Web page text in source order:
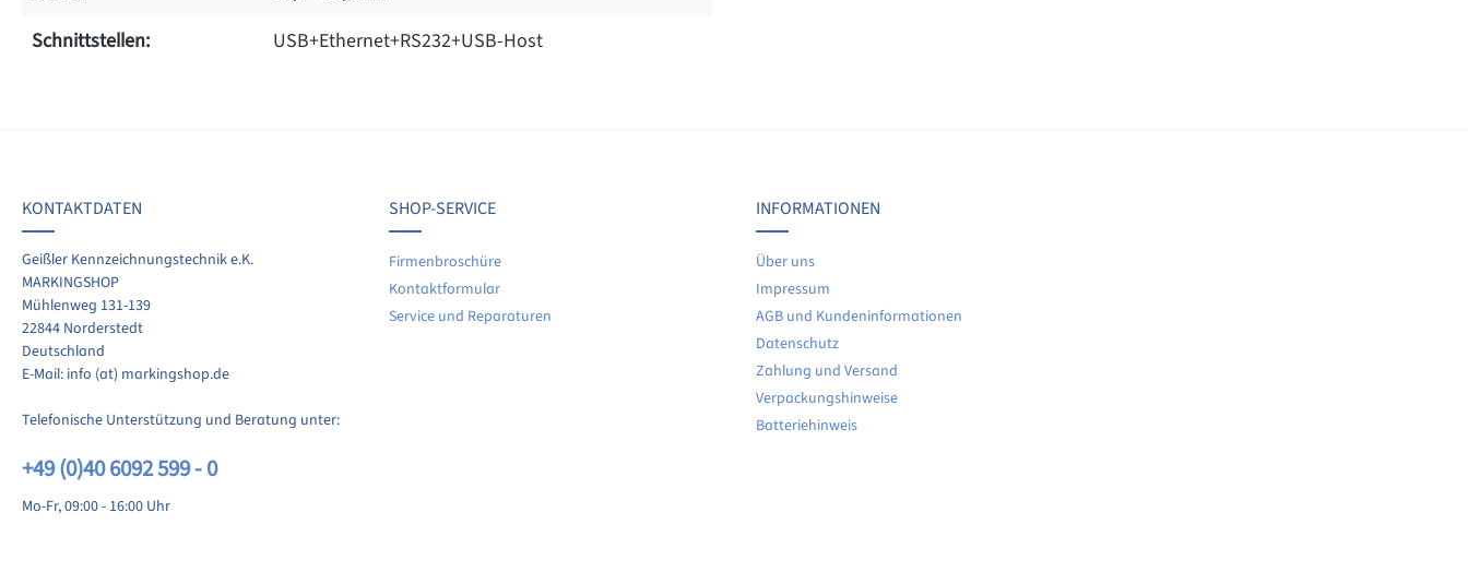
Schnittstellen:
USB+Ethernet+RS232+USB-Host
Sie Ihre Erfahrungen mit anderen Kunden.
schreiben
Keine Bewertungen gefunden. Teilen Sie Ihre Erfahrungen mit anderen.
KONTAKTDATEN
Geißler Kennzeichnungstechnik e.K.
MARKINGSHOP
Mühlenweg 131-139
22844 Norderstedt
Deutschland
E-Mail: info (at) markingshop.de
Telefonische Unterstützung und Beratung unter:
+49 (0)40 6092 599 - 0
Mo-Fr, 09:00 - 16:00 Uhr
SHOP-SERVICE
Firmenbroschüre
Kontaktformular
Service und Reparaturen
INFORMATIONEN
Über uns
Impressum
AGB und Kundeninformationen
Datenschutz
Zahlung und Versand
Verpackungshinweise
Batteriehinweis